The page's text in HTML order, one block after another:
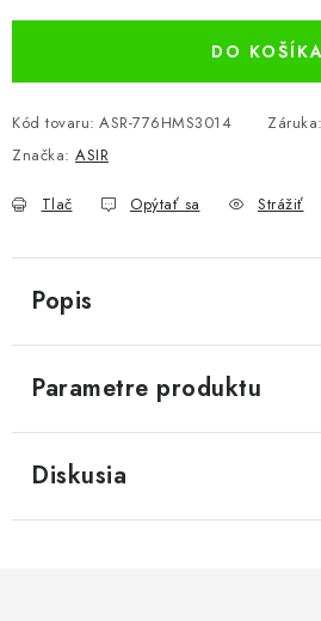
DO KOŠÍKA
Kód tovaru: ASR-776HMS3014 Záruka:
Značka: ASIR
Tlač Opýtať sa Strážiť
Popis
Parametre produktu
Diskusia